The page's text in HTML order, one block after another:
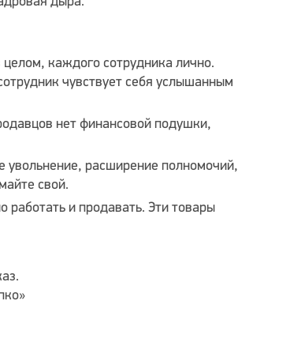
каждого сотрудника лично.
чувствует себя услышанным
нет финансовой подушки,
увольнение, расширение полномочий,
свой.
и продавать. Эти товары